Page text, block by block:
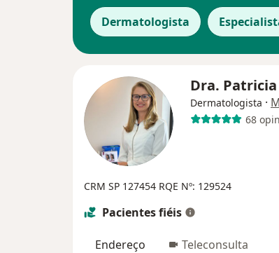
Dermatologista
Dra.
Dermatologista ·
68
CRM SP 127454 RQE Nº: 129524
Pacientes fiéis
Endereço Teleconsulta